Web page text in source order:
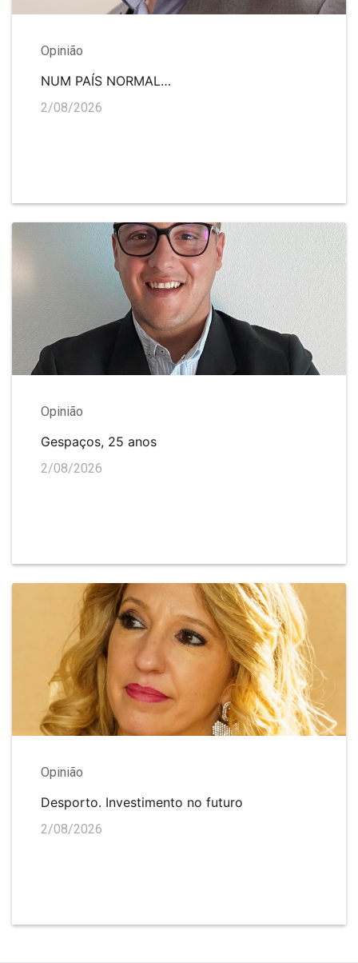
Opinião
NUM PAÍS NORMAL…
2/08/2026
Opinião
Gespaços, 25 anos
2/08/2026
Opinião
Desporto. Investimento no futuro
2/08/2026